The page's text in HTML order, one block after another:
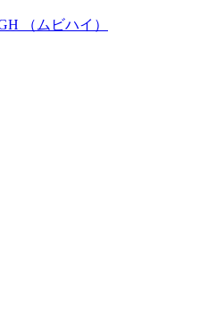
（ムビハイ）